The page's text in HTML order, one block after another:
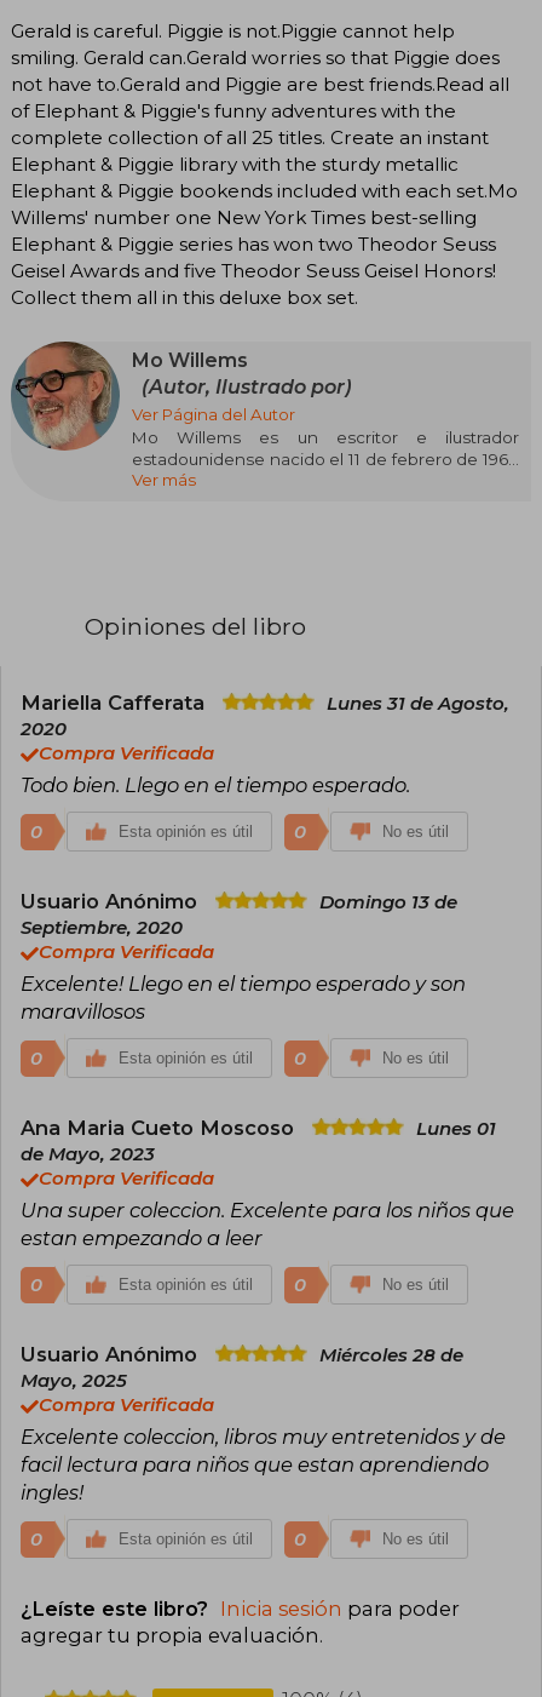
Gerald is careful. Piggie is not.Piggie cannot help
smiling. Gerald can.Gerald worries so that Piggie does
not have to.Gerald and Piggie are best friends.Read all
of Elephant & Piggie's funny adventures with the
complete collection of all 25 titles. Create an instant
Elephant & Piggie library with the sturdy metallic
Elephant & Piggie bookends included with each set.Mo
Willems' number one New York Times best-selling
Elephant & Piggie series has won two Theodor Seuss
Geisel Awards and five Theodor Seuss Geisel Honors!
Collect them all in this deluxe box set.
Mo Willems
(Autor, Ilustrado por)
Ver Página del Autor
Mo Willems es un escritor e ilustrador
estadounidense nacido el 11 de febrero de 1968
en Nueva Orleans, Luisiana. Es conocido por sus
profundamente con los niños. Sus libros, como
humor y accesibilidad. Además, Willems ha
Caldecott Honor. Su trabajo ha tenido un gran
impacto en la literatura infantil contemporánea.
Ver más
Opiniones del libro
Mariella Cafferata
Lunes 31 de Agosto,
2020
Compra Verificada
Todo bien. Llego en el tiempo esperado.
0 Esta opinión es útil 0 No es útil
Usuario Anónimo
Domingo 13 de
Septiembre, 2020
Compra Verificada
Excelente! Llego en el tiempo esperado y son
maravillosos
0 Esta opinión es útil 0 No es útil
Ana Maria Cueto Moscoso
Lunes 01
de Mayo, 2023
Compra Verificada
Una super coleccion. Excelente para los niños que
estan empezando a leer
0 Esta opinión es útil 0 No es útil
Usuario Anónimo
Miércoles 28 de
Mayo, 2025
Compra Verificada
Excelente coleccion, libros muy entretenidos y de
facil lectura para niños que estan aprendiendo
ingles!
0 Esta opinión es útil 0 No es útil
¿Leíste este libro? Inicia sesión para poder
agregar tu propia evaluación.